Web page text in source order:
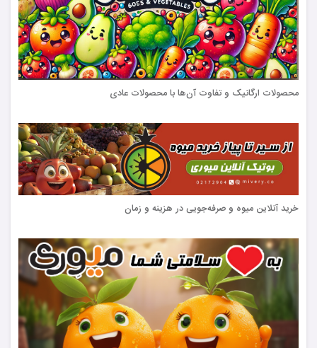
محصولات ارگانیک و تفاوت آن‌ها با محصولات عادی
خرید آنلاین میوه و صرفه‌جویی در هزینه و زمان